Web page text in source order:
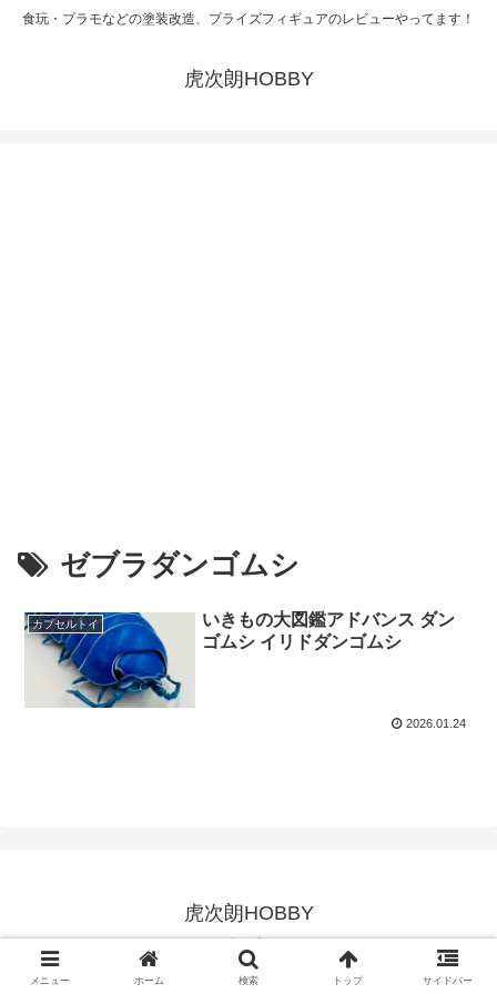
食玩・プラモなどの塗装改造、プライズフィギュアのレビューやってます！
虎次朗HOBBY
ゼブラダンゴムシ
カプセルトイ
いきもの大図鑑アドバンス ダン
ゴムシ イリドダンゴムシ
2026.01.24
虎次朗HOBBY
メニュー ホーム 検索 トップ サイドバー